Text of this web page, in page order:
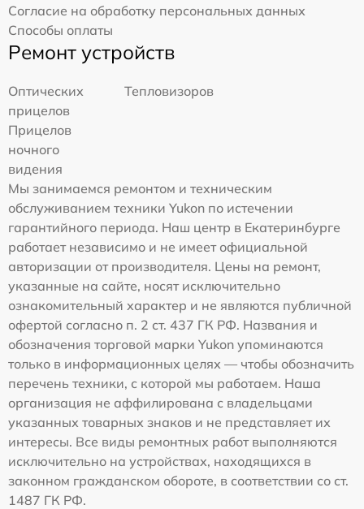
Согласие на обработку персональных данных
Способы оплаты
Ремонт устройств
Оптических
прицелов
Тепловизоров
Прицелов
ночного
видения
Мы занимаемся ремонтом и техническим
обслуживанием техники Yukon по истечении
гарантийного периода. Наш центр в Екатеринбурге
работает независимо и не имеет официальной
авторизации от производителя. Цены на ремонт,
указанные на сайте, носят исключительно
ознакомительный характер и не являются публичной
офертой согласно п. 2 ст. 437 ГК РФ. Названия и
обозначения торговой марки Yukon упоминаются
только в информационных целях — чтобы обозначить
перечень техники, с которой мы работаем. Наша
организация не аффилирована с владельцами
указанных товарных знаков и не представляет их
интересы. Все виды ремонтных работ выполняются
исключительно на устройствах, находящихся в
законном гражданском обороте, в соответствии со ст.
1487 ГК РФ.